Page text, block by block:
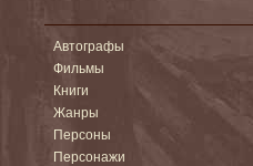
Автографы
Фильмы
Книги
Жанры
Персоны
Персонажи